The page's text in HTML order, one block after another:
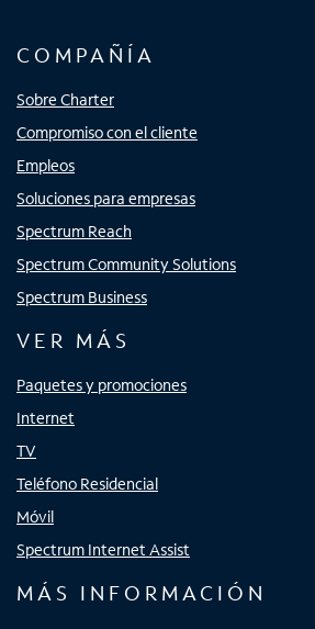
COMPAÑÍA
Sobre Charter
Compromiso con el cliente
Empleos
Soluciones para empresas
Spectrum Reach
Spectrum Community Solutions
Spectrum Business
VER MÁS
Paquetes y promociones
Internet
TV
Teléfono Residencial
Móvil
Spectrum Internet Assist
MÁS INFORMACIÓN